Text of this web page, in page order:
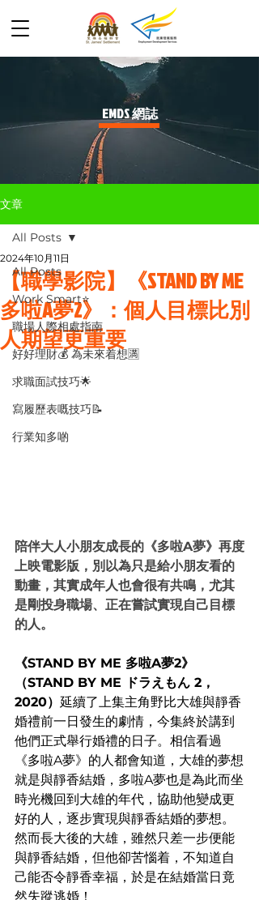
​EMDS 網誌
文章
All Posts
Work Smart⭐️
職場人際相處指南
好好理財💰 為未來着想🈵
求職面試技巧🌟
寫履歷表嘅技巧📝
行業知多啲
All Posts
【職學影院】《STAND BY ME
多啦A夢2》：個人目標比別
人期望更重要
2024年10月11日
陪伴大人小朋友成長的《多啦A夢》再度
上映電影版，別以為只是給小朋友看的
動畫，其實成年人也會很有共鳴，尤其
是剛投身職場、正在嘗試實現自己目標
的人。
《STAND BY ME 多啦A夢2》
（STAND BY ME ドラえもん 2，
2020） 延續了上集主角野比大雄與靜香
婚禮前一日發生的劇情，今集終於講到
他們正式舉行婚禮的日子。相信看過
《多啦A夢》的人都會知道，大雄的夢想
就是與靜香結婚，多啦A夢也是為此而坐
時光機回到大雄的年代，協助他變成更
好的人，逐步實現與靜香結婚的夢想。
然而長大後的大雄，雖然只差一步便能
與靜香結婚，但他卻苦惱着，不知道自
己能否令靜香幸福，於是在結婚當日竟
然失蹤逃婚！